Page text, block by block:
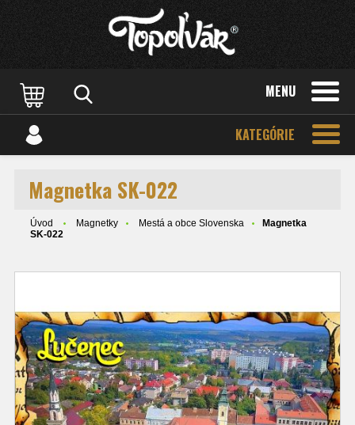
MENU
KATEGÓRIE
Magnetka SK-022
Úvod Magnetky Mestá a obce Slovenska
Magnetka
SK-022